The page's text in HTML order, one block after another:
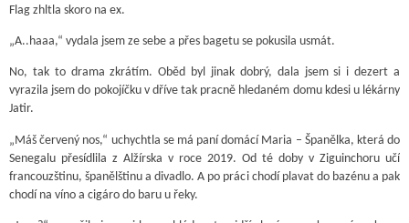
Flag zhltla skoro na ex.
„A..haaa,“ vydala jsem ze sebe a přes bagetu se pokusila usmát.
No, tak to drama zkrátím. Oběd byl jinak dobrý, dala jsem si i dezert a
vyrazila jsem do pokojíčku v dříve tak pracně hledaném domu kdesi u lékárny
Jatir.
„Máš červený nos,“ uchychtla se má paní domácí Maria – Španělka, která do
Senegalu přesídlila z Alžírska v roce 2019. Od té doby v Ziguinchoru učí
francouzštinu, španělštinu a divadlo. A po práci chodí plavat do bazénu a pak
chodí na víno a cigáro do baru u řeky.